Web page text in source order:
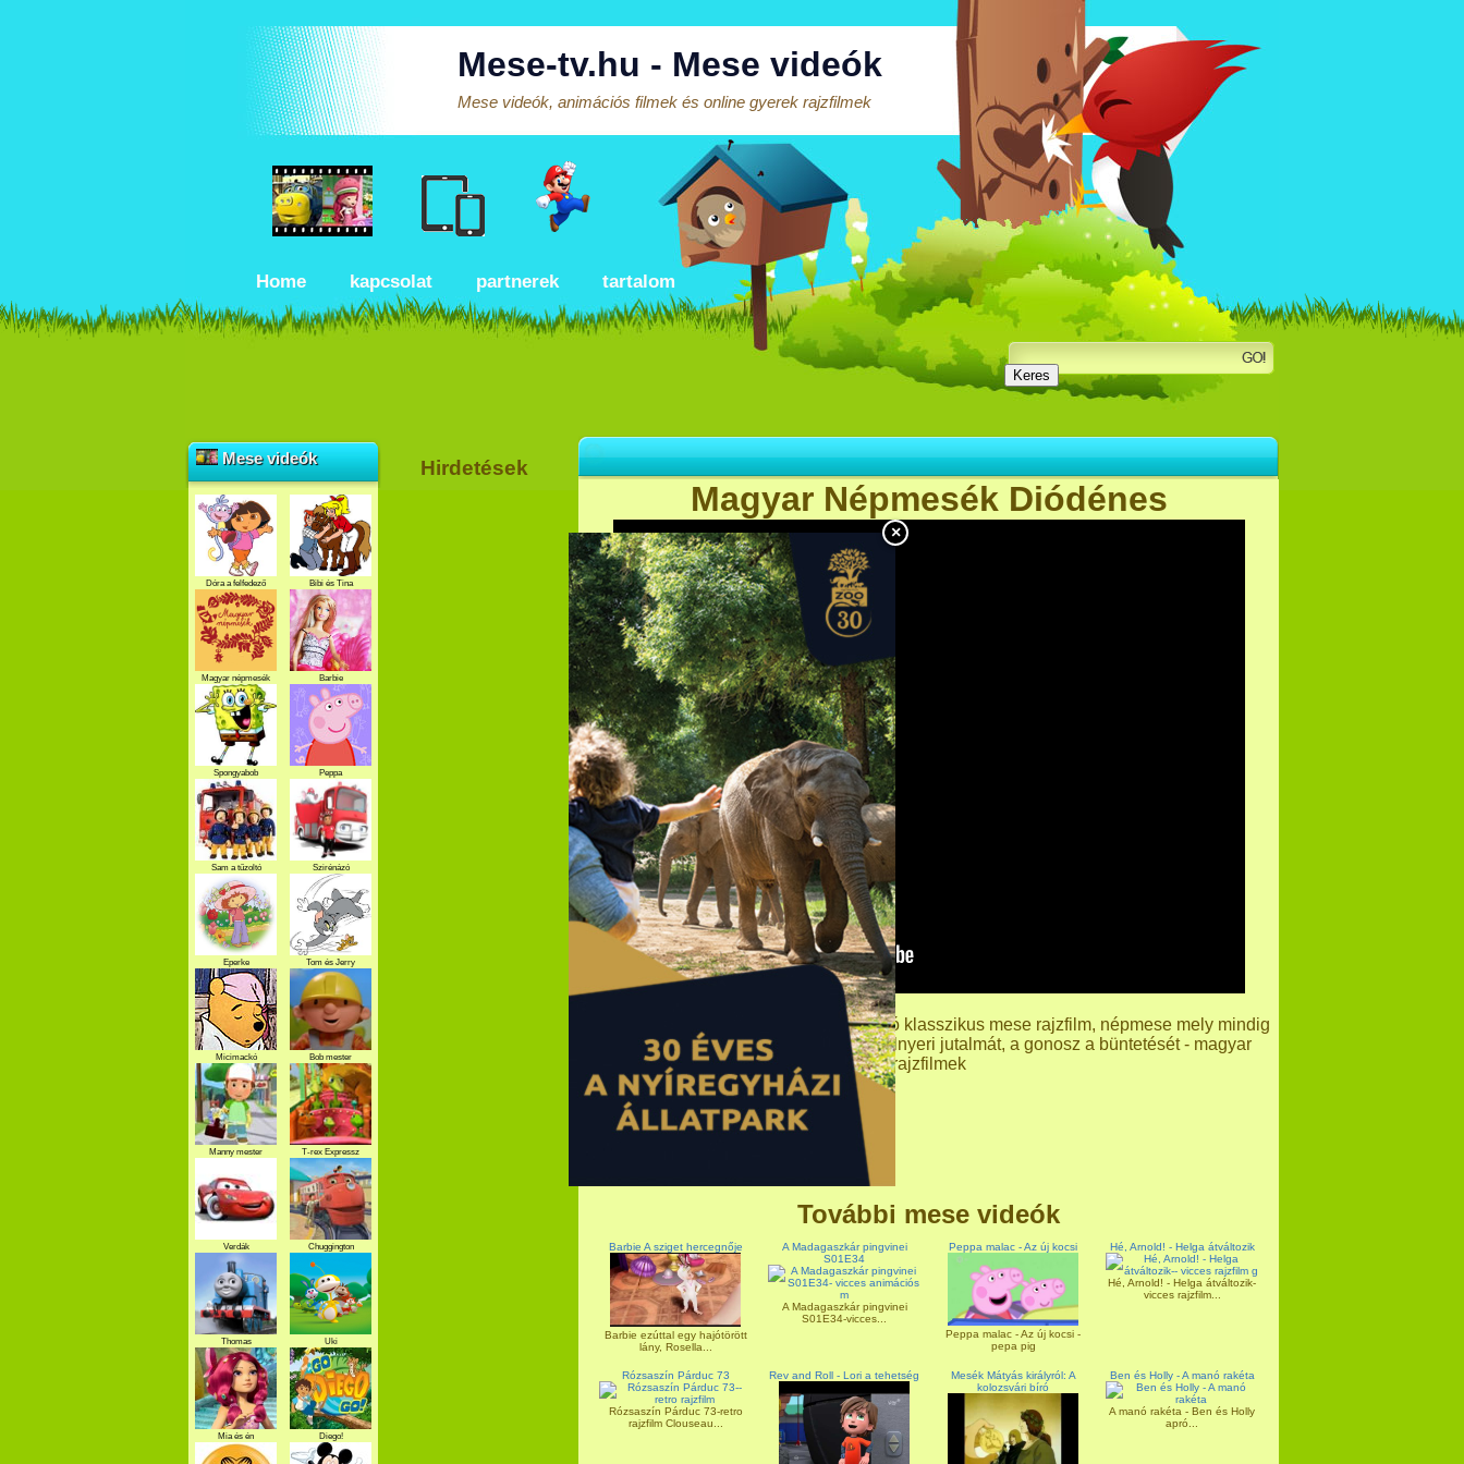
Mese-tv.hu - Mese videók
Mese videók, animációs filmek és online gyerek rajzfilmek
Home kapcsolat partnerek tartalom
Magyar Népmesék Diódénes
Magyar Népmesék - Diódénes - a régi jó klasszikus mese rajzfilm, népmese mely mindig
tanulságosan végződik, a jó mindig elnyeri jutalmát, a gonosz a büntetését - magyar
rajzfilmek
További mese videók
Barbie A sziget hercegnője
Barbie ezúttal egy hajótörött
lány, Rosella...
A Madagaszkár pingvinei
S01E34
A Madagaszkár pingvinei
S01E34-vicces...
Peppa malac - Az új kocsi
Peppa malac - Az új kocsi -
pepa pig
Hé, Arnold! - Helga átváltozik
Hé, Arnold! - Helga átváltozik-
vicces rajzfilm...
Rózsaszín Párduc 73
Rózsaszín Párduc 73-retro
rajzfilm Clouseau...
Rev and Roll - Lori a tehetség
Mesék Mátyás királyról: A
kolozsvári bíró
Ben és Holly - A manó rakéta
A manó rakéta - Ben és Holly
apró...
Mese videók
Dóra a felfedező Bibi és Tina
Magyar népmesék Barbie
Spongyabob Peppa
Sam a tűzoltó
Szirénázó
szupercsapat
Eperke Tom és Jerry
Micimackó Bob mester
Manny mester T-rex Expressz
Verdák Chuggington
Thomas Uki
Mia és én Diego!
Hirdetések
×